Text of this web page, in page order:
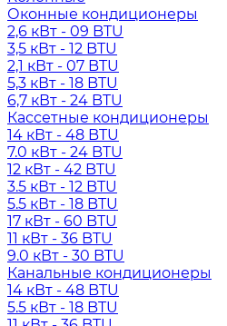
Оконные кондиционеры
2,6 кВт - 09 BTU
3,5 кВт - 12 BTU
2,1 кВт - 07 BTU
5,3 кВт - 18 BTU
6,7 кВт - 24 BTU
Кассетные кондиционеры
14 кВт - 48 BTU
7.0 кВт - 24 BTU
12 кВт - 42 BTU
3.5 кВт - 12 BTU
5.5 кВт - 18 BTU
17 кВт - 60 BTU
11 кВт - 36 BTU
9.0 кВт - 30 BTU
Канальные кондиционеры
14 кВт - 48 BTU
5.5 кВт - 18 BTU